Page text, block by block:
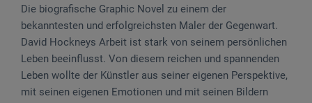
Die biografische Graphic Novel zu einem der
bekanntesten und erfolgreichsten Maler der Gegenwart.
David Hockneys Arbeit ist stark von seinem persönlichen
Leben beeinflusst. Von diesem reichen und spannenden
Leben wollte der Künstler aus seiner eigenen Perspektive,
mit seinen eigenen Emotionen und mit seinen Bildern